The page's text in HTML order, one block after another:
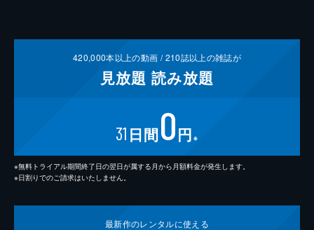
420,000本以上の動画 /210誌以上の雑誌が
見放題 読み放題
31 日間0円 ※
※無料トライアル期間終了日の翌日が属する月から月額料金が発生します。
※日割りでのご請求はいたしません。
最新作のレンタルに使える